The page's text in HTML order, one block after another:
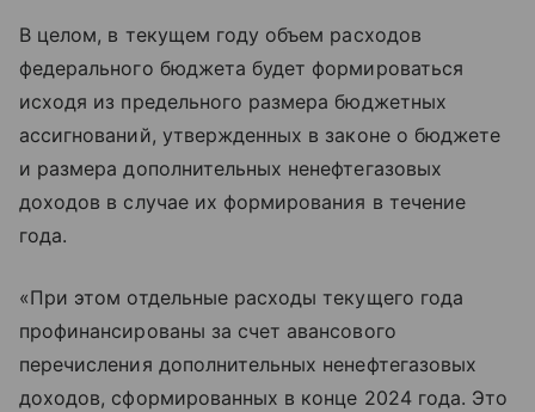
В целом, в текущем году объем расходов
федерального бюджета будет формироваться
исходя из предельного размера бюджетных
ассигнований, утвержденных в законе о бюджете
и размера дополнительных ненефтегазовых
доходов в случае их формирования в течение
года.
«При этом отдельные расходы текущего года
профинансированы за счет авансового
перечисления дополнительных ненефтегазовых
доходов, сформированных в конце 2024 года. Это